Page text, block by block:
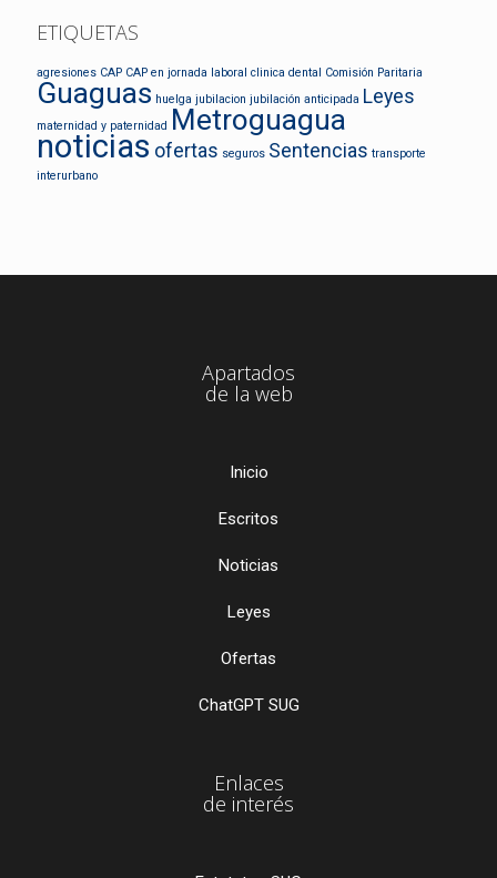
ETIQUETAS
agresiones CAP CAP en jornada laboral clinica dental Comisión Paritaria
Guaguas huelga jubilacion jubilación anticipada Leyes
maternidad y paternidad Metroguagua
noticias ofertas seguros Sentencias transporte
interurbano
Apartados
de la web
Inicio
Escritos
Noticias
Leyes
Ofertas
ChatGPT SUG
Enlaces
de interés